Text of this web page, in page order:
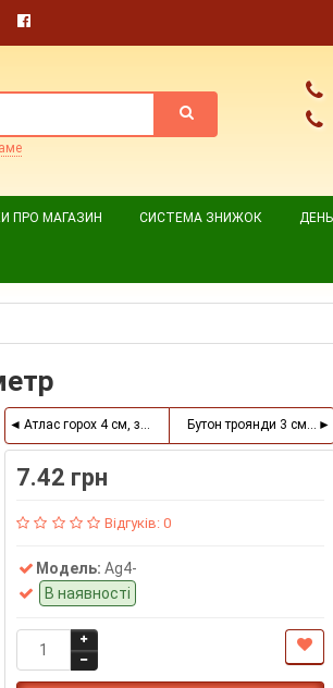
ПРО МАГАЗИН СИСТЕМА ЗНИЖОК
Атлас горох 4 см, зелений, метрБутон троянди 3 см,
7.42 грн
Відгуків: 0
Модель: Ag4-
В наявності